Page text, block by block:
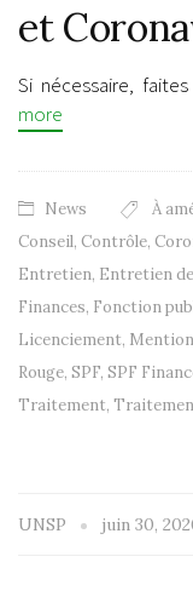
et
Si nécessaire,
more
News À
Conseil, Contrôle,
Entretien, Entretien
Finances, Fonction
Licenciement, Mention
Rouge, SPF, SPF
Traitement,
UNSP juin 30,